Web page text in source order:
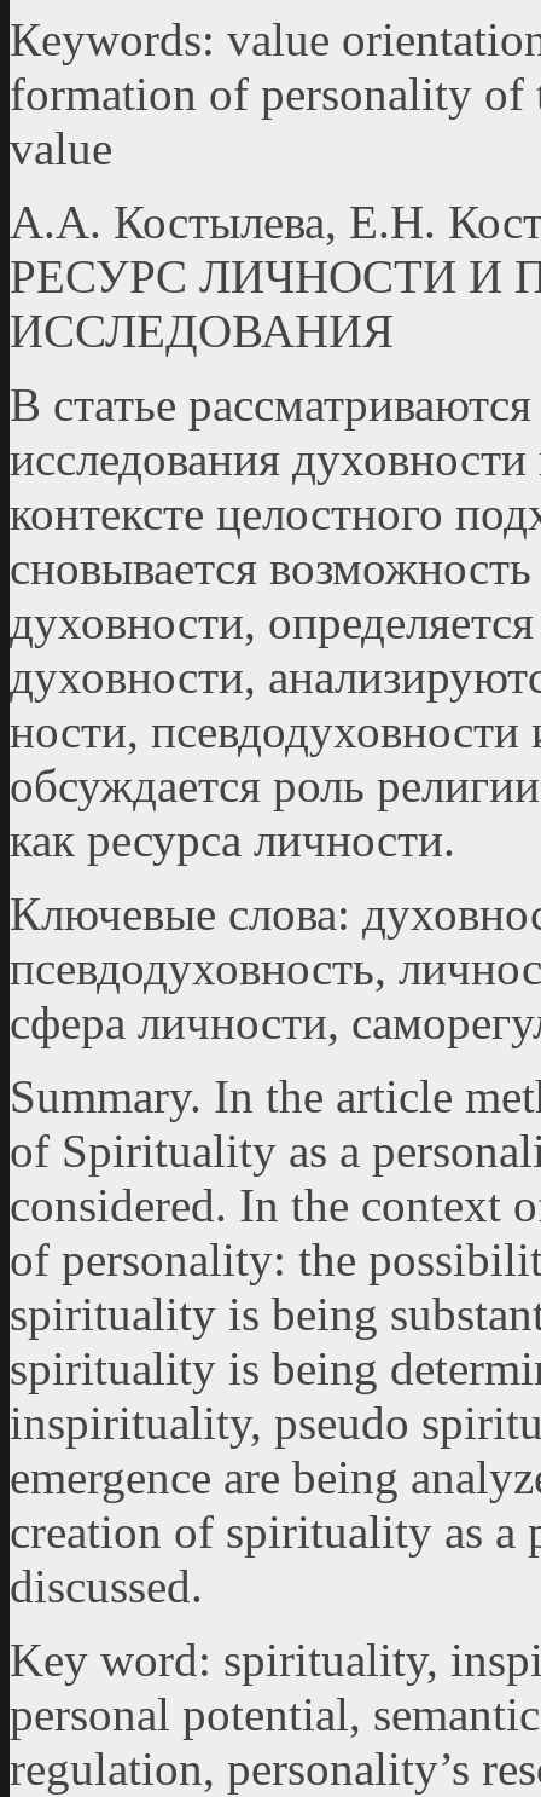
Кeywords: value
formation of personality of
value
А.А. Костылева, Е.Н.
РЕСУРС ЛИЧНОСТИ И
ИССЛЕДОВАНИЯ
В статье
исследования
контексте целостного
сновывается
духовности,
духовности,
ности,
обсуждается роль
как ресурса личности.
Ключевые слова:
псевдодуховность,
сфера личности,
Summary. In the article
of Spirituality as a
considered. In the context
of personality: the
spirituality is being
spirituality is being
inspirituality, pseudo
emergence are being
creation of spirituality as a
discussed.
Key word: spirituality,
personal potential,
regulation, personality’s